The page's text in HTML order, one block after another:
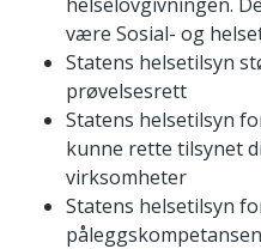
være Sosial- og
Statens helsetilsyn
prøvelsesrett
Statens helsetilsyn
kunne rette tilsynet
virksomheter
Statens helsetilsyn